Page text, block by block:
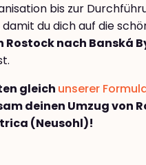
bis zur
damit du dich auf die
Rostock nach Banská
gleich unserer
deinen Umzug von
(Neusohl)!